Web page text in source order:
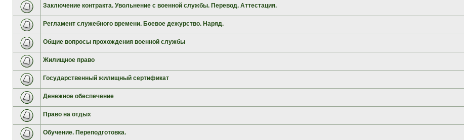
Заключение контракта. Увольнение с военной службы. Перевод. Аттестация.
Регламент служебного времени. Боевое дежурство. Наряд.
Общие вопросы прохождения военной службы
Жилищное право
Государственный жилищный сертификат
Денежное обеспечение
Право на отдых
Обучение. Переподготовка.